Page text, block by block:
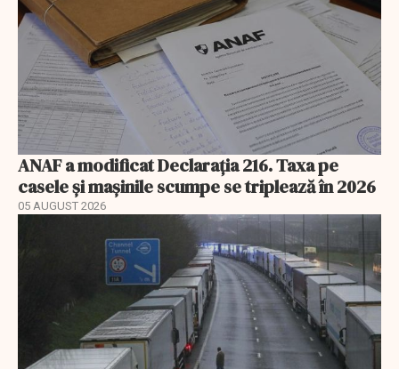
ANAF a modificat Declarația 216. Taxa pe
casele și mașinile scumpe se triplează în 2026
05 AUGUST 2026